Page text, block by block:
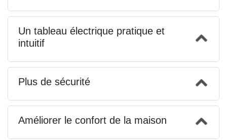
Un tableau électrique pratique et
intuitif
Plus de sécurité
Améliorer le confort de la maison